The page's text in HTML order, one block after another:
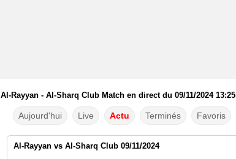
Al-Rayyan - Al-Sharq Club Match en direct du 09/11/2024 13:25
Aujourd'hui Live Actu Terminés Favoris
Al-Rayyan vs Al-Sharq Club 09/11/2024